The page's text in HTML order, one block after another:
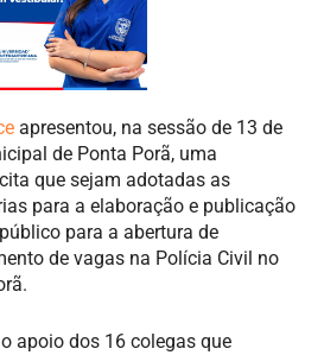
apresentou, na sessão de 13 de
de Ponta Porã, uma
que sejam adotadas as
para a elaboração e publicação
para a abertura de
de vagas na Polícia Civil no
apoio dos 16 colegas que